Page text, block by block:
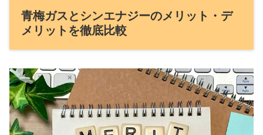
青梅ガスとシンエナジーのメリット・デ
メリットを徹底比較